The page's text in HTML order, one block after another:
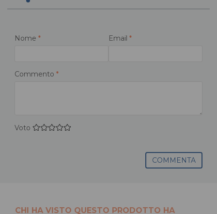
Nome * Email *
Commento *
Voto
COMMENTA
CHI HA VISTO QUESTO PRODOTTO HA